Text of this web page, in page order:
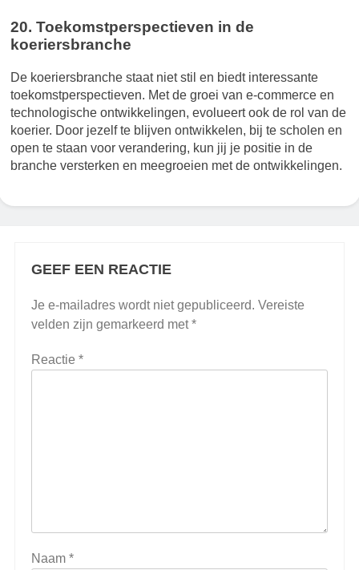
20. Toekomstperspectieven in de
koeriersbranche
De koeriersbranche staat niet stil en biedt interessante
toekomstperspectieven. Met de groei van e-commerce en
technologische ontwikkelingen, evolueert ook de rol van de
koerier. Door jezelf te blijven ontwikkelen, bij te scholen en
open te staan voor verandering, kun jij je positie in de
branche versterken en meegroeien met de ontwikkelingen.
GEEF EEN REACTIE
Je e-mailadres wordt niet gepubliceerd. Vereiste
velden zijn gemarkeerd met*
Reactie *
Naam *